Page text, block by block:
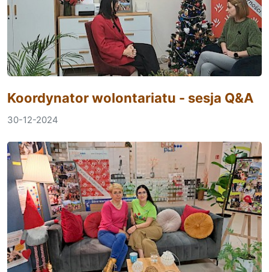
Koordynator wolontariatu - sesja Q&A
30-12-2024